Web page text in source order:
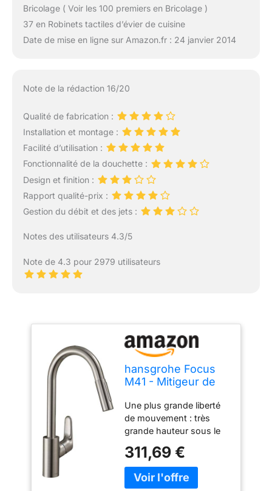
Bricolage ( Voir les 100 premiers en Bricolage )
37 en Robinets tactiles d’évier de cuisine
Date de mise en ligne sur Amazon.fr : 24 janvier 2014
Note de la rédaction 16/20
Qualité de fabrication :
Installation et montage :
Facilité d’utilisation :
Fonctionnalité de la douchette :
Design et finition :
Rapport qualité-prix :
Gestion du débit et des jets :
Notes des utilisateurs 4.3/5
Note de 4.3 pour 2979 utilisateurs
hansgrohe Focus
M41 - Mitigeur de
douchette
extractible, 2 jets,
Robinet avec
hauteur sous bec
240 mm,
Robinetterie avec
bec pivotant et
Une plus grande liberté
de mouvement : très
grande hauteur sous le
et bec orientable sur 110°
ou 150° Un plus grand
confort : avec douchette
311,69 €